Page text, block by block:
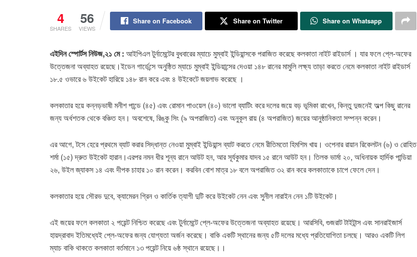
4
SHARES
56
VIEWS
Share on Facebook Share on Twitter Share on Whatsapp
এইদিন স্পোর্টস নিউজ,২১ মে : আইপিএল টুর্নামেন্টের বুধবারের ম্যাচে মুম্বাই ইন্ডিয়ান্সকে পরাজিত করেছে কলকাতা নাইট রাইডার্স । যার ফলে প্লে-অফের
উত্তেজনা অব্যাহত রয়েছে।ইডেন গার্ডেন্সে অনুষ্ঠিত ম্যাচে মুম্বাই ইন্ডিয়ান্সের দেওয়া ১৪৮ রানের মামুলি লক্ষ্য তাড়া করতে নেমে কলকাতা নাইট রাইডার্স
১৮.৫ ওভারে ৬ উইকেট হারিয়ে ১৪৮ রান করে এবং ৪ উইকেটে জয়লাভ করেছে ।
কলকাতার হয়ে কন্নড়ভাষী মনীশ পান্ডে (৪৫) এবং রোমান পাওয়েল (৪০) ভালো ব্যাটিং করে দলের জয়ে বড় ভূমিকা রাখেন, কিন্তু দুজনেই অল্প কিছু রানের
জন্য অর্ধশতক থেকে বঞ্চিত হন। অবশেষে, রিঙ্কু সিং (৯ অপরাজিত) এবং অনুকূল রায় (৪ অপরাজিত) জয়ের আনুষ্ঠানিকতা সম্পন্ন করেন।
এর আগে, টসে হেরে প্রথমে ব্যাট করার সিদ্ধান্ত নেওয়া মুম্বাই ইন্ডিয়ান্স ব্যাট করতে নেমে রীতিমতো হিমশিম খায়। ওপেনার রায়ান রিকেলটন (৬) ও রোহিত
শর্মা (১৫) দ্রুত উইকেট হারান।এরপর নমন ধীর শূন্য রানে আউট হন, আর সূর্যকুমার যাদব ১৫ রানে আউট হন। তিলক ভার্মা ২০, অধিনায়ক হার্দিক পান্ডিয়া
২৬, উইল জ্যাকস ১৪ এবং দীপক চাহার ১০ রান করেন। করবিন বোশ মাত্র ১৮ বলে অপরাজিত ৩২ রান করে কলকাতাকে চাপে ফেলে দেন।
কলকাতার হয়ে সৌরভ দুবে, ক্যামেরন গ্রিন ও কার্তিক ত্যাগী দুটি করে উইকেট নেন এবং সুনীল নারাইন নেন ১টি উইকেট।
এই জয়ের ফলে কলকাতা ২ পয়েন্ট নিশ্চিত করেছে এবং টুর্নামেন্টে প্লে-অফের উত্তেজনা অব্যাহত রয়েছে। আরসিবি, গুজরাট টাইটান্স এবং সানরাইজার্স
হায়দ্রাবাদ ইতিমধ্যেই প্লে-অফের জন্য যোগ্যতা অর্জন করেছে। বাকি একটি স্থানের জন্য ৫টি দলের মধ্যে প্রতিযোগিতা চলছে। আরও একটি লিগ
ম্যাচ বাকি থাকতে কলকাতা বর্তমানে ১৩ পয়েন্ট নিয়ে ৬ষ্ঠ স্থানে রয়েছে।।